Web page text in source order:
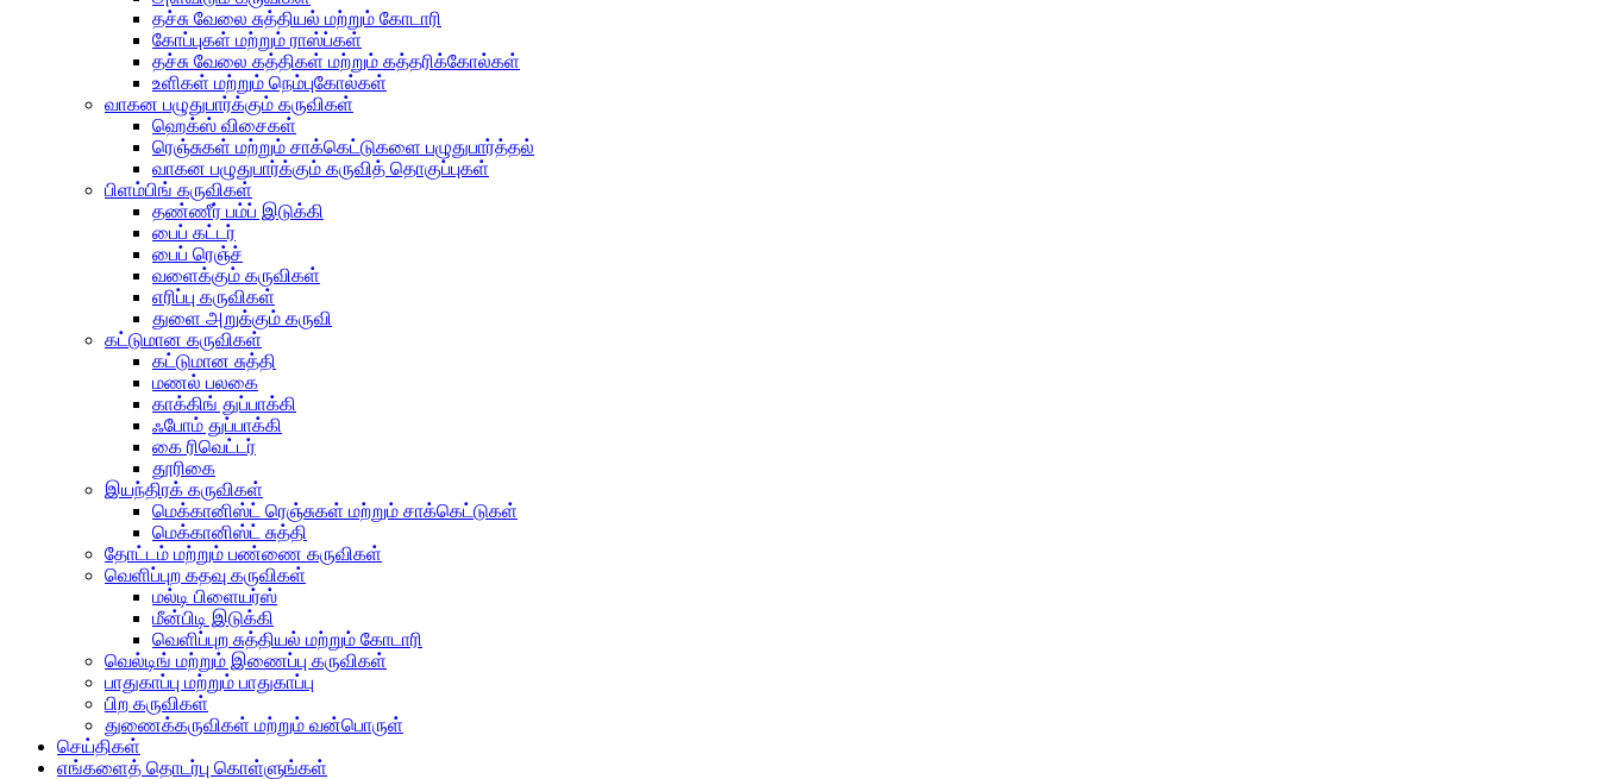
தச்சு வேலை சுத்தியல் மற்றும் கோடாரி
கோப்புகள் மற்றும் ராஸ்ப்கள்
தச்சு வேலை கத்திகள் மற்றும் கத்தரிக்கோல்கள்
உளிகள் மற்றும் நெம்புகோல்கள்
வாகன பழுதுபார்க்கும் கருவிகள்
ஹெக்ஸ் விசைகள்
ரெஞ்சுகள் மற்றும் சாக்கெட்டுகளை பழுதுபார்த்தல்
வாகன பழுதுபார்க்கும் கருவித் தொகுப்புகள்
பிளம்பிங் கருவிகள்
தண்ணீர் பம்ப் இடுக்கி
பைப் கட்டர்
பைப் ரெஞ்ச்
வளைக்கும் கருவிகள்
எரிப்பு கருவிகள்
துளை அறுக்கும் கருவி
கட்டுமான கருவிகள்
கட்டுமான சுத்தி
மணல் பலகை
காக்கிங் துப்பாக்கி
ஃபோம் துப்பாக்கி
கை ரிவெட்டர்
தூரிகை
இயந்திரக் கருவிகள்
மெக்கானிஸ்ட் ரெஞ்சுகள் மற்றும் சாக்கெட்டுகள்
மெக்கானிஸ்ட் சுத்தி
தோட்டம் மற்றும் பண்ணை கருவிகள்
வெளிப்புற கதவு கருவிகள்
மல்டி பிளையர்ஸ்
மீன்பிடி இடுக்கி
வெளிப்புற சுத்தியல் மற்றும் கோடாரி
வெல்டிங் மற்றும் இணைப்பு கருவிகள்
பாதுகாப்பு மற்றும் பாதுகாப்பு
பிற கருவிகள்
துணைக்கருவிகள் மற்றும் வன்பொருள்
செய்திகள்
எங்களைத் தொடர்பு கொள்ளுங்கள்